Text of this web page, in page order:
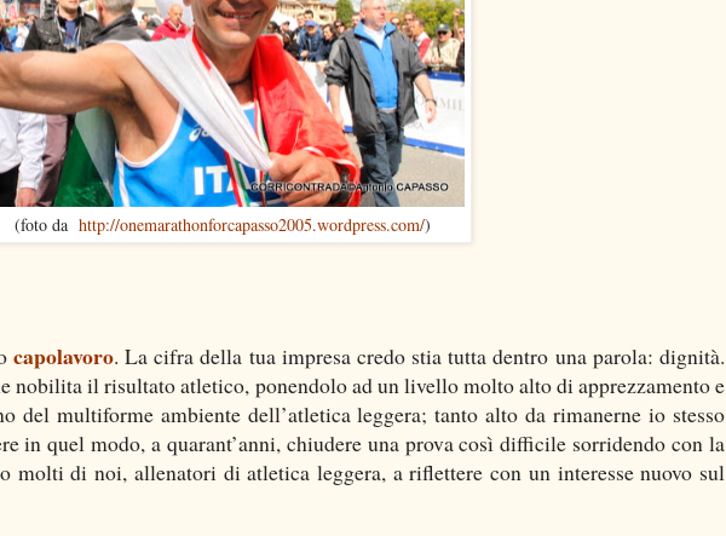
(foto da http://onemarathonforcapasso2005.wordpress.com/)
capolavoro. La cifra della tua impresa credo stia tutta dentro una parola: dignità.
nobilita il risultato atletico, ponendolo ad un livello molto alto di apprezzamento e
del multiforme ambiente dell’atletica leggera; tanto alto da rimanerne io stesso
in quel modo, a quarant’anni, chiudere una prova così difficile sorridendo con la
molti di noi, allenatori di atletica leggera, a riflettere con un interesse nuovo sul